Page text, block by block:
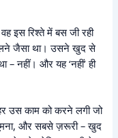
इस रिश्ते में बस जी रही
जैसा था। उसने खुद से
– नहीं। और यह ‘नहीं’ ही
उस काम को करने लगी जो
और सबसे ज़रूरी – खुद